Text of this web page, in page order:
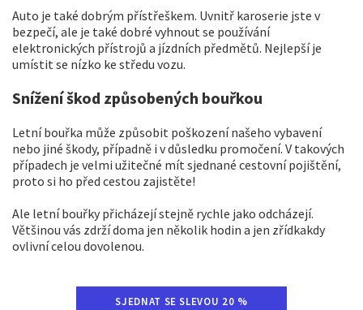
Auto je také dobrým přístřeškem. Uvnitř karoserie jste v
bezpečí, ale je také dobré vyhnout se používání
elektronických přístrojů a jízdních předmětů. Nejlepší je
umístit se nízko ke středu vozu.
Snížení škod způsobených bouřkou
Letní bouřka může způsobit poškození našeho vybavení
nebo jiné škody, případně i v důsledku promočení. V takových
případech je velmi užitečné mít sjednané cestovní pojištění,
proto si ho před cestou zajistěte!
Ale letní bouřky přicházejí stejně rychle jako odcházejí.
Většinou vás zdrží doma jen několik hodin a jen zřídkakdy
ovlivní celou dovolenou.
SJEDNAT SE SLEVOU 20 %